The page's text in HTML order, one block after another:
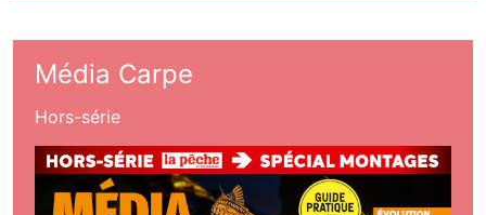
Média Carpe
Hors-série